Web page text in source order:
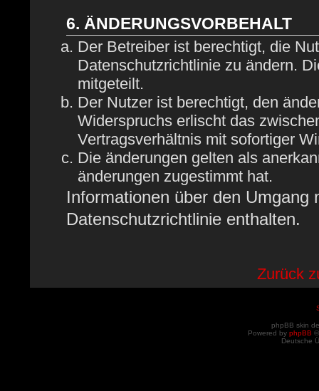
6. ÄNDERUNGSVORBEHALT
Der Betreiber ist berechtigt, die
Datenschutzrichtlinie zu ändern.
mitgeteilt.
Der Nutzer ist berechtigt, den
Widerspruchs erlischt das
Vertragsverhältnis mit sofortiger
Die änderungen gelten als
änderungen zugestimmt hat.
Informationen über den Umgang
Datenschutzrichtlinie enthalten.
Zurück
phpBB skin
Powered by phpBB
Deutsche